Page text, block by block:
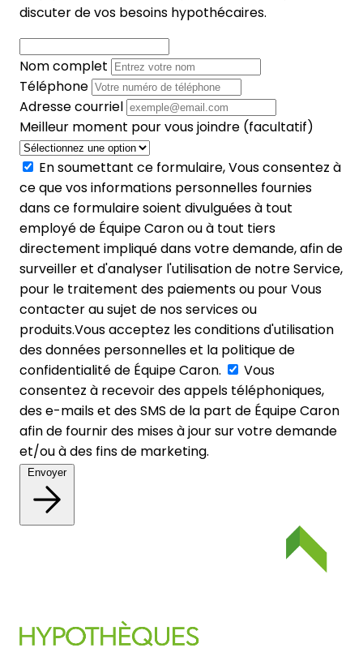
discuter de vos besoins hypothécaires.
Nom complet
Téléphone
Adresse courriel
Meilleur moment pour vous joindre (facultatif)
En soumettant ce formulaire, Vous consentez à
ce que vos informations personnelles fournies
dans ce formulaire soient divulguées à tout
employé de Équipe Caron ou à tout tiers
directement impliqué dans votre demande, afin de
surveiller et d'analyser l'utilisation de notre Service,
pour le traitement des paiements ou pour Vous
contacter au sujet de nos services ou
produits.Vous acceptez les conditions d'utilisation
des données personnelles et la politique de
confidentialité de Équipe Caron.
Vous
consentez à recevoir des appels téléphoniques,
des e-mails et des SMS de la part de Équipe Caron
afin de fournir des mises à jour sur votre demande
et/ou à des fins de marketing.
Envoyer